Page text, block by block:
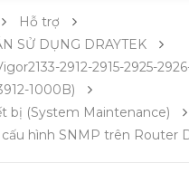
Hỗ trợ
SỬ DỤNG DRAYTEK
2912-2915-2925-
1000B)
bị (System Maintenance)
hình SNMP trên Router